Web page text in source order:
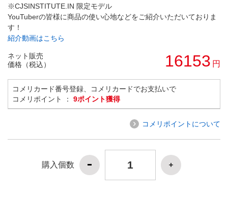
※CJSINSTITUTE.IN 限定モデル
YouTuberの皆様に商品の使い心地などをご紹介いただいておりま
す！
紹介動画はこちら
ネット販売
価格（税込）
16153 円
コメリカード番号登録、コメリカードでお支払いで
コメリポイント ： 9ポイント獲得
コメリポイントについて
購入個数